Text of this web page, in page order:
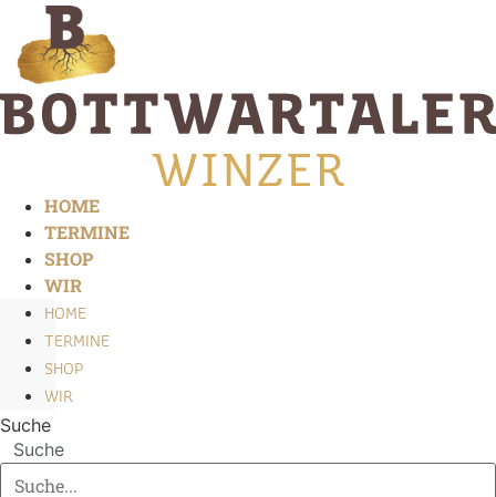
Inhalt
springen
HOME
TERMINE
SHOP
WIR
HOME
TERMINE
SHOP
WIR
Suche
Suche